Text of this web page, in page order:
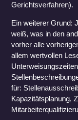
Gerichtsverfahren).
Ein weiterer Grund:
weiß, was in den
vorher alle
allem wertvollen
für:
Kapazitätsplanung,